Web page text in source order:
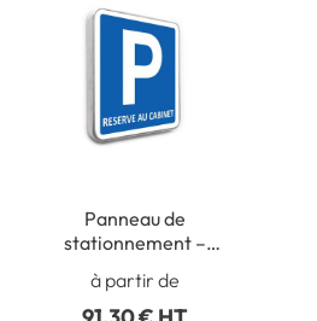
Panneau de
stationnement –
Parking Réservé au
cabinet
à partir de